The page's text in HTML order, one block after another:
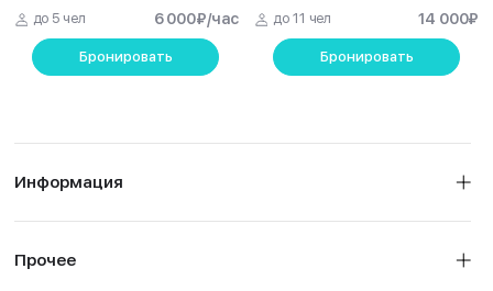
до 5 чел 6 000₽/час
Бронировать
до 11 чел 14 000₽
Бронировать
Информация
Прочее